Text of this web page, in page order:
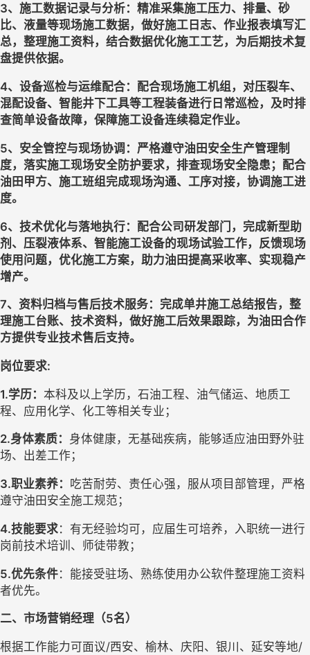
3、施工数据记录与分析： 精准采集施工压力、排量、砂
比、液量等现场施工数据，做好施工日志、作业报表填写汇
总，整理施工资料，结合数据优化施工工艺，为后期技术复
盘提供依据。
4、设备巡检与运维配合： 配合现场施工机组，对压裂车、
混配设备、智能井下工具等工程装备进行日常巡检，及时排
查简单设备故障，保障施工设备连续稳定作业。
5、安全管控与现场协调 ： 严格遵守油田安全生产管理制
度，落实施工现场安全防护要求，排查现场安全隐患；配合
油田甲方、施工班组完成现场沟通、工序对接，协调施工进
度。
6、技术优化与落地执行： 配合公司研发部门，完成新型助
剂、压裂液体系、智能施工设备的现场试验工作，反馈现场
使用问题，优化施工方案，助力油田提高采收率、实现稳产
增产。
7、资料归档与售后技术服务： 完成单井施工总结报告，整
理施工台账、技术资料，做好施工后效果跟踪，为油田合作
方提供专业技术售后支持。
岗位要求:
1.学历： 本科及以上学历，石油工程、油气储运、地质工
程、应用化学、化工等相关专业；
2.身体素质： 身体健康，无基础疾病，能够适应油田野外驻
场、出差工作；
3.职业素养： 吃苦耐劳、责任心强，服从项目部管理，严格
遵守油田安全施工规范；
4.技能要求：有无经验均可，应届生可培养，入职统一进行
岗前技术培训、师徒带教；
5.优先条件：能接受驻场、熟练使用办公软件整理施工资料
者优先。
二、 市场营销经理 （5名）
根据工作能力可面议/西安、榆林、庆阳、银川、延安等地/